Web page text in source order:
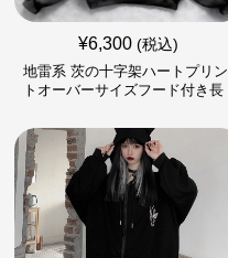
¥6,300 (税込)
地雷系 茨の十字架ハートプリン
トオーバーサイズフード付き長